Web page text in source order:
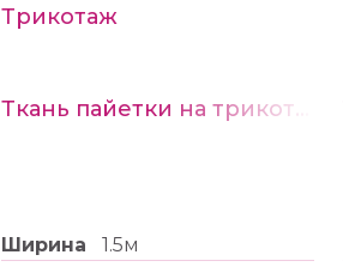
Трикотаж
Ткань пайетки на трикотаже цв. №1 изумрудный
Ширина 1.5м